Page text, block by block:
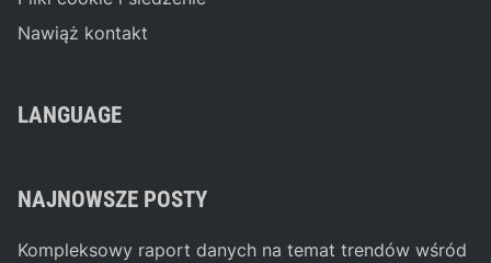
Nawiąż kontakt
LANGUAGE
NAJNOWSZE POSTY
Kompleksowy raport danych na temat trendów wśród